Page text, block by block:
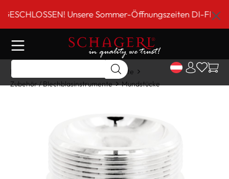
springenUnsere Sommer-Öffnungszeiten DI-FR 9 bis
Home
Blechblasinstrumente
Zubehör / Blechblasinstrumente
Mundstücke